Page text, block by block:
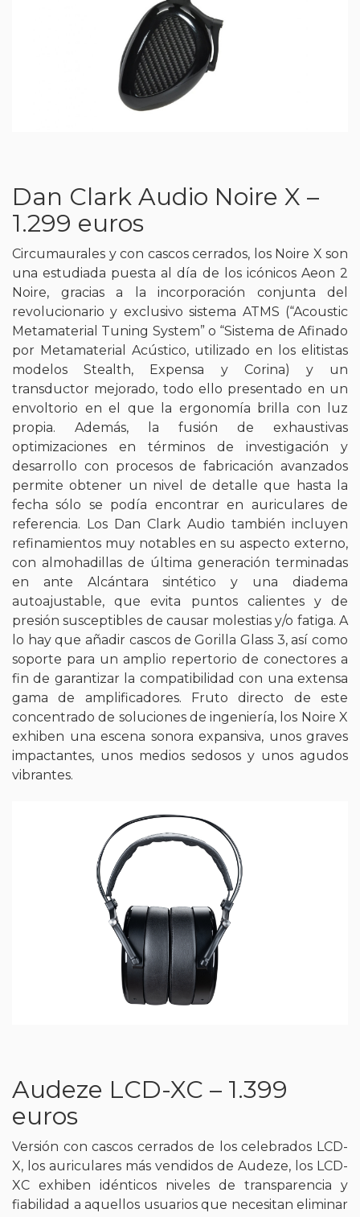
Dan Clark Audio Noire X –
1.299 euros
Circumaurales y con cascos cerrados, los Noire X son
una estudiada puesta al día de los icónicos Aeon 2
Noire, gracias a la incorporación conjunta del
revolucionario y exclusivo sistema ATMS (“Acoustic
Metamaterial Tuning System” o “Sistema de Afinado
por Metamaterial Acústico, utilizado en los elitistas
modelos Stealth, Expensa y Corina) y un
transductor mejorado, todo ello presentado en un
envoltorio en el que la ergonomía brilla con luz
propia. Además, la fusión de exhaustivas
optimizaciones en términos de investigación y
desarrollo con procesos de fabricación avanzados
permite obtener un nivel de detalle que hasta la
fecha sólo se podía encontrar en auriculares de
referencia. Los Dan Clark Audio también incluyen
refinamientos muy notables en su aspecto externo,
con almohadillas de última generación terminadas
en ante Alcántara sintético y una diadema
autoajustable, que evita puntos calientes y de
presión susceptibles de causar molestias y/o fatiga. A
lo hay que añadir cascos de Gorilla Glass 3, así como
soporte para un amplio repertorio de conectores a
fin de garantizar la compatibilidad con una extensa
gama de amplificadores. Fruto directo de este
concentrado de soluciones de ingeniería, los Noire X
exhiben una escena sonora expansiva, unos graves
impactantes, unos medios sedosos y unos agudos
vibrantes.
Audeze LCD-XC – 1.399
euros
Versión con cascos cerrados de los celebrados LCD-
X, los auriculares más vendidos de Audeze, los LCD-
XC exhiben idénticos niveles de transparencia y
fiabilidad a aquellos usuarios que necesitan eliminar